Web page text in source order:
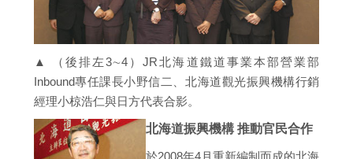
▲ （後排左3∼4）JR北海道鐵道事業本部營業部
Inbound專任課長小野信二、北海道觀光振興機構行銷
經理小椋浩仁與日方代表合影。
北海道振興機構 推動官民合作